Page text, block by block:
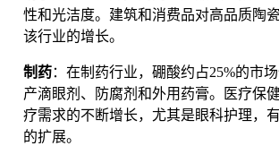
性和光洁度。建筑和消费品对高品质陶
该行业的增长。
制药：在制药行业，硼酸约占25%的市
产滴眼剂、防腐剂和外用药膏。医疗保
疗需求的不断增长，尤其是眼科护理，
的扩展。